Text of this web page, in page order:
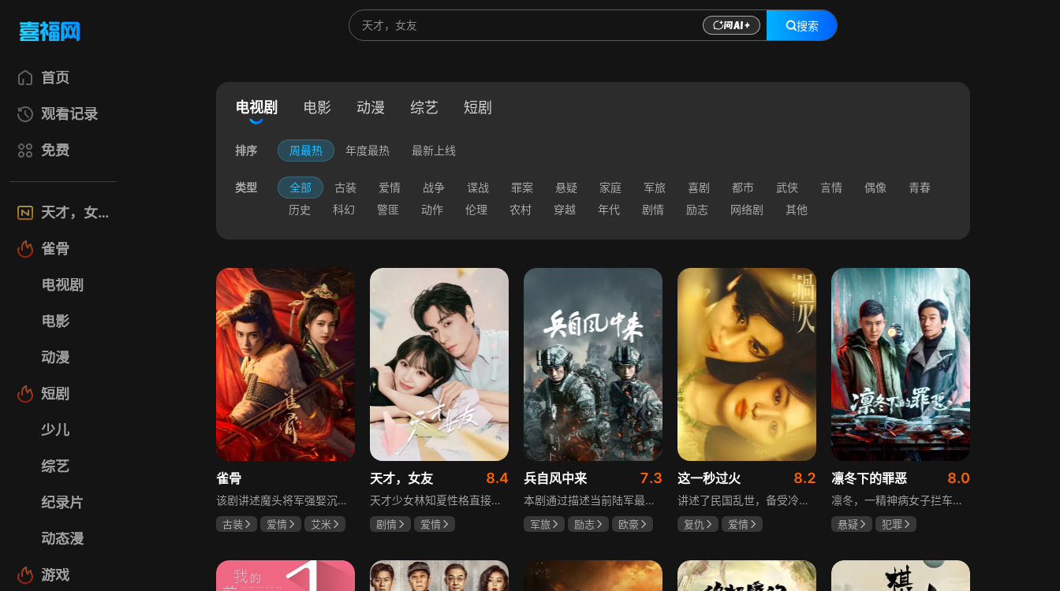
搜索
首页
观看记录
免费
天才，女友
雀骨
电视剧
电影
动漫
短剧
少儿
综艺
纪录片
动态漫
游戏
电视剧 电影 动漫 综艺 短剧
排序 周最热 年度最热 最新上线
类型 全部 古装 爱情 战争 谍战 罪案 悬疑 家庭 军旅 喜剧 都市 武侠 言情 偶像
青春
历史
科幻 警匪 动作 伦理 农村 穿越 年代 剧情 励志 网络剧 其他
雀骨
该剧讲述魔头将军强娶沉迷机关术的财迷假千金，两人从契约夫妻起步，在生死局中互扒马甲，爱意与杀意交织共生。过程中他们揭露朝堂阴谋，破解生死乱局，最终共同守护家国太平，融合了权谋、爱情、冒险等多重元素，情节跌宕起伏。
古装 爱情
艾米
天才，女友 8.4
天才少女林知夏性格直接、不善交际，从小没有好友。考入省一中后，她因解题比拼与性格阳光的学霸江逾白相识并成为同桌。作为社交达人的江逾白帮林知夏融入集体交到汤婷婷、段启言、沈负暄、金百慧等朋友，林知夏为表达感谢帮他补习功课，两人渐渐从竞争走向互助，最终成为最好的朋友。俩人还一同解决同学被骗、一起参加社团活动与省数学竞赛，在这个过程中，江逾白对林知夏感情渐深，但只把爱意埋在心里。林知夏被保送复旦后，江逾白准备在毕业之旅对她告白，却因母亲卷入诈骗案而遗憾离开，俩人最终能否冲破阻碍走到一起
剧情
爱情
兵自风中来 7.3
本剧通过描述当前陆军最具新型作战特色的特战、空突、侦察、信息等代表性兵种的官兵练兵备战，在历次实战演习中磨砺意志技能、逐渐形成新质作战能力等故事，反映了某集团军党委坚决落实习主席新时代强军思想，着眼打造一流陆军，谋划转型，大力推进战斗力建设的历史担当，浓缩了陆军官兵改革面前备战打仗矢志强军的铁血追求、展现了新时代陆军官兵积极投身军队转型的全新风貌，是一部融合备战打仗、青春成长励志、英雄主义传承，同时将军人荣誉、使命、爱情熔为一炉的军事题材正能量大剧。
军旅 励志
欧豪
这一秒过火 8.2
讲述了民国乱世，备受冷眼的世家少爷慕容清峄与饱受苦难的复仇孤女任素素阴差阳错结缘相识，却因误会含恨而别。两人再重逢，却身份错位，陷入爱恨交织的极限拉扯中。二人历经世事波折与生离死别，最后携手直面乱世危局。
复仇
爱情
凛冬下的罪恶 8.0
凛冬，一精神病女子拦车报案，称丈夫杀人，刑警沈栋梁吴红兵由此揭开系列碎尸案真相。然而风浪未平，储蓄所抢劫杀人案，少女失踪案，流窜抢车案接连发生，沈栋梁与吴红兵追凶之际，竟牵出改变二人命运的人性悲剧。
悬疑
犯罪